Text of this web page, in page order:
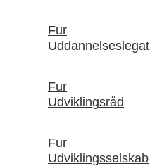
Fur
Uddannelseslegat
Fur
Udviklingsråd
Fur
Udviklingsselskab